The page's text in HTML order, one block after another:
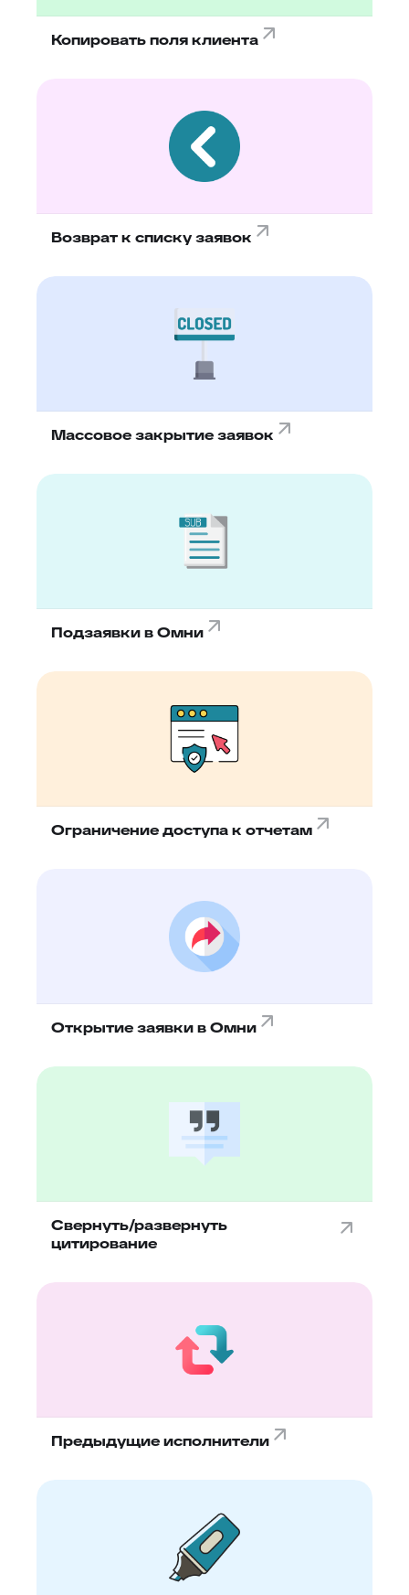
Копировать поля клиента
Возврат к списку заявок
Массовое закрытие заявок
Подзаявки в Омни
Ограничение доступа к отчетам
Открытие заявки в Омни
Свернуть/развернуть
цитирование
Предыдущие исполнители